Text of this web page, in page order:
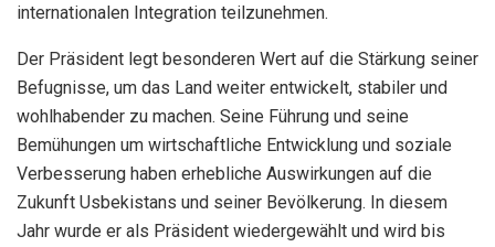
internationalen Integration teilzunehmen.
Der Präsident legt besonderen Wert auf die Stärkung seiner
Befugnisse, um das Land weiter entwickelt, stabiler und
wohlhabender zu machen. Seine Führung und seine
Bemühungen um wirtschaftliche Entwicklung und soziale
Verbesserung haben erhebliche Auswirkungen auf die
Zukunft Usbekistans und seiner Bevölkerung. In diesem
Jahr wurde er als Präsident wiedergewählt und wird bis